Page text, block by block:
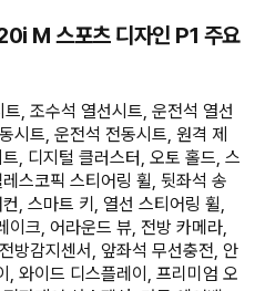
M 스포츠 디자인 P1 주요
, 조수석 열선시트, 운전석 열선
시트, 운전석 전동시트, 원격 제
, 디지털 클러스터, 오토 홀드, 스
스코픽 스티어링 휠, 뒷좌석 송
, 스마트 키, 열선 스티어링 휠,
이크, 어라운드 뷰, 전방 카메라,
방감지센서, 앞좌석 무선충전, 안
, 와이드 디스플레이, 프리미엄 오